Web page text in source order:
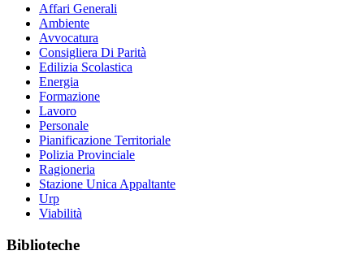
Affari Generali
Ambiente
Avvocatura
Consigliera Di Parità
Edilizia Scolastica
Energia
Formazione
Lavoro
Personale
Pianificazione Territoriale
Polizia Provinciale
Ragioneria
Stazione Unica Appaltante
Urp
Viabilità
Biblioteche